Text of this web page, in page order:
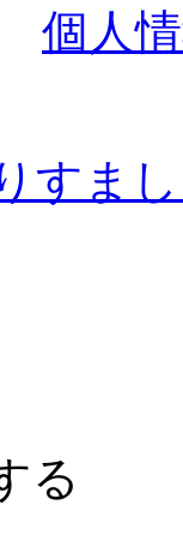
個人
すま
る